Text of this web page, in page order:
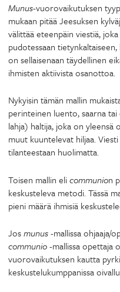
Munus-vuorovaikutuksen
mukaan pitää Jeesuksen
välittää eteenpäin viestiä,
pudotessaan
on sellaisenaan täydellinen
ihmisten aktiivista osanottoa.
Nykyisin tämän mallin
perinteinen luento, saarna
lahja) haltija, joka on yleensä
muut kuuntelevat hiljaa.
tilanteestaan huolimatta.
Toisen mallin elicommunion
keskusteleva metodi. Tässä
pieni määrä ihmisiä
Josmunus-mallissa ohjaaja/
communio-mallissa opettaja
vuorovaikutuksen kautta
keskustelukumppanissa